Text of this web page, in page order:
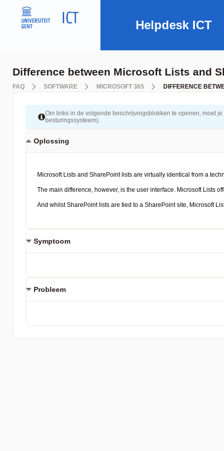
Helpdesk ICT
Difference between Microsoft Lists and
FAQ SOFTWARE MICROSOFT 365 DIFFERENCE
Om links in de volgende beschrijvingsblokken te openen, moet
besturingssysteem).
Oplossing
Symptoom
Probleem